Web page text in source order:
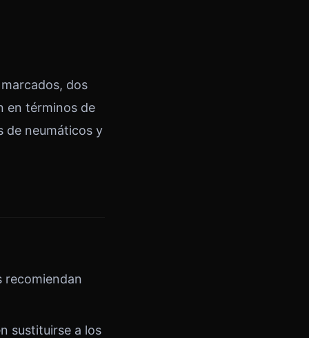
dos
en términos de
de neumáticos y
recomiendan
sustituirse a los